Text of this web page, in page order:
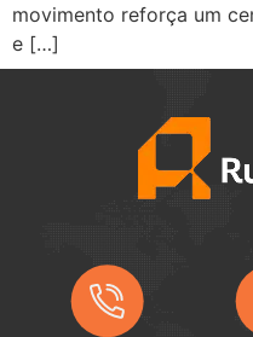
movimento reforça um
e […]